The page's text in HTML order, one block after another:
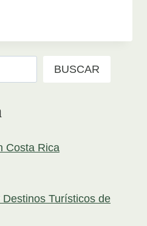
BUSCAR
Costa Rica
Turísticos de